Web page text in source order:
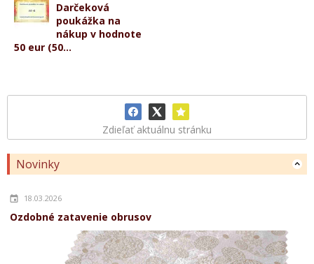
Darčeková
poukážka na
nákup v hodnote
50 eur (50...
Zdieľať aktuálnu stránku
Novinky
18.03.2026
Ozdobné zatavenie obrusov